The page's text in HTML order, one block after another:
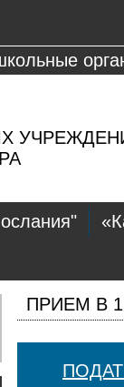
ПРИЕМ В